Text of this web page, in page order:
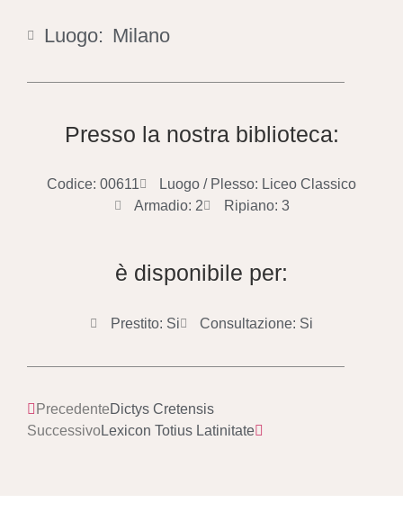
Luogo: Milano
Presso la nostra biblioteca:
Codice: 00611
Luogo / Plesso: Liceo Classico
Armadio: 2
Ripiano: 3
è disponibile per:
Prestito: Si Consultazione: Si
PrecedenteDictys Cretensis
SuccessivoLexicon Totius Latinitate